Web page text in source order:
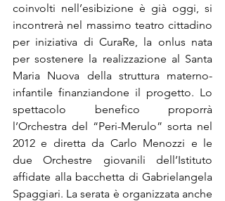
coinvolti nell’esibizione è già oggi, si
incontrerà nel massimo teatro cittadino
per iniziativa di CuraRe, la onlus nata
per sostenere la realizzazione al Santa
Maria Nuova della struttura materno-
infantile finanziandone il progetto. Lo
spettacolo benefico proporrà
l’Orchestra del “Peri-Merulo” sorta nel
2012 e diretta da Carlo Menozzi e le
due Orchestre giovanili dell’Istituto
affidate alla bacchetta di Gabrielangela
Spaggiari. La serata è organizzata anche